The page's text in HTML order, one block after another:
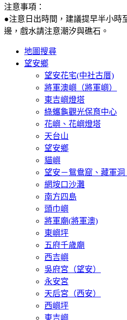
注意事項：
●注意日出時間，建議提早半小時
邊，戲水請注意潮汐與礁石。
地圖搜尋
望安鄉
望安花宅(中社古厝)
將軍澳嶼（將軍嶼）
東吉嶼燈塔
綠蠵龜觀光保育中心
花嶼、花嶼燈塔
天台山
望安鄉
貓嶼
望安－鴛鴦窟、藏軍洞
網垵口沙灘
南方四島
頭巾嶼
將軍廟(將軍澳)
東嶼坪
五府千歲廟
西吉嶼
吳府宮（望安）
永安宮
天后宮（西安）
西嶼坪
東吉嶼